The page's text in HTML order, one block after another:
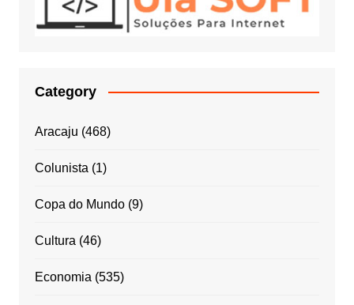
Category
Aracaju (468)
Colunista (1)
Copa do Mundo(9)
Cultura (46)
Economia (535)